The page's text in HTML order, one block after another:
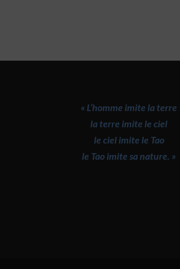
« L’homme imite la terre
la terre imite le ciel
le ciel imite le Tao
le Tao imite sa nature. »